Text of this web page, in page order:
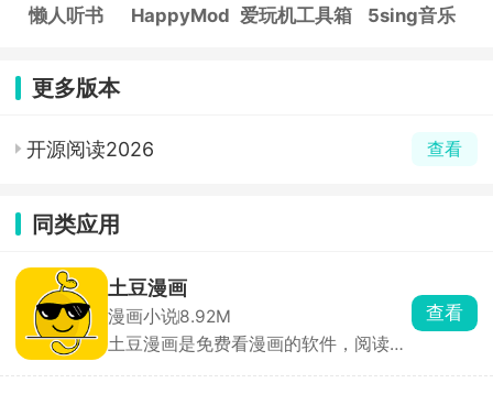
懒人听书 HappyMod 爱玩机工具箱 5sing音乐
更多版本
开源阅读2026 查看
同类应用
土豆漫画
漫画小说8.92M
土豆漫画是免费看漫画的软件，阅读体
查看